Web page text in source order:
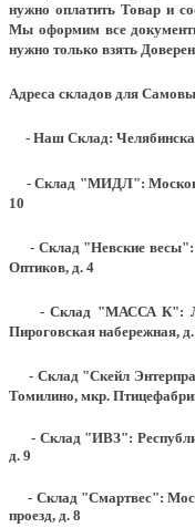
нужно оплатить Товар и
Мы оформим все
нужно только взять
Адреса складов для
- Наш Склад: Челябинская
- Склад "МИДЛ":
10
- Склад "Невские весы":
Оптиков, д. 4
- Склад "МАССА К":
Пироговская набережная,
- Склад "Скейл
Томилино, мкр.
- Склад "ИВЗ":
д. 9
- Склад "Смартвес":
проезд, д. 8